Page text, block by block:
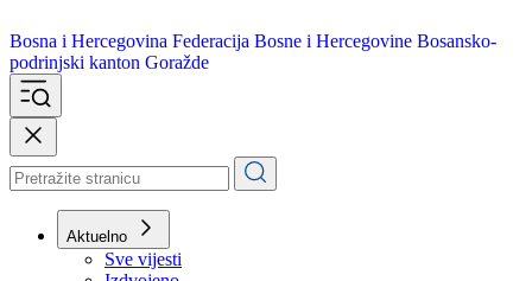
Bosna i Hercegovina
podrinjski kanton Goražde